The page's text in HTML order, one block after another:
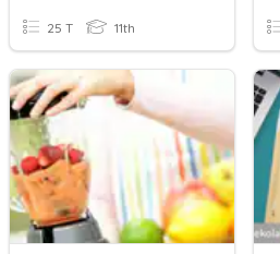
25 T 11th